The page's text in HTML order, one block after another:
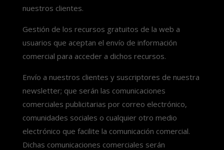
nuestros clientes.
Gestión de los recursos gratuitos de la web a
usuarios que aceptan el envío de información
comercial para acceder a dichos recursos.
Envío a nuestros clientes y suscriptores de nuestra
newsletter; que serán las comunicaciones
comerciales publicitarias por correo electrónico,
comunidades sociales o cualquier otro medio
electrónico que facilite la comunicación comercial.
Dichas comunicaciones comerciales serán